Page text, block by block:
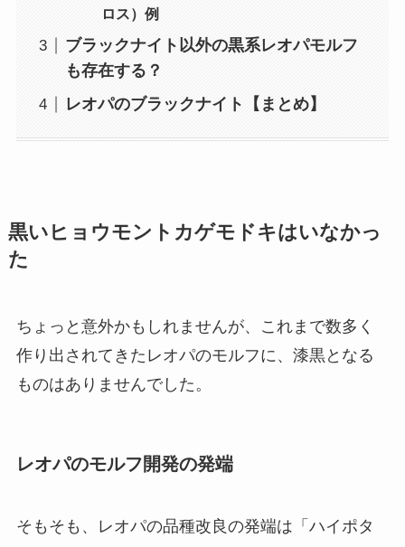
ロス）例
ブラックナイト以外の黒系レオパモルフ
も存在する？
レオパのブラックナイト【まとめ】
黒いヒョウモントカゲモドキはいなかっ
た
ちょっと意外かもしれませんが、これまで数多く
作り出されてきたレオパのモルフに、漆黒となる
ものはありませんでした。
レオパのモルフ開発の発端
そもそも、レオパの品種改良の発端は「ハイポタ